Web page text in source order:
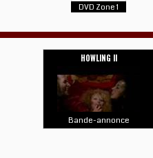
DVD Zone 1
HOWLING II
Bande-annonce